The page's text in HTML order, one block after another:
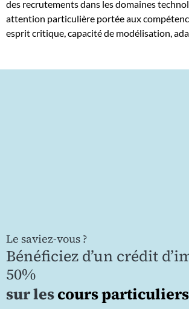
des recrutements dans les domaines
attention particulière portée aux
esprit critique, capacité de modélisation,
Le saviez-vous ?
Bénéficiez d’un crédit
50%
sur lescours